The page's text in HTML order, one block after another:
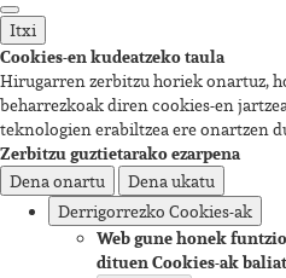
Itxi
Cookies-en kudeatzeko taula
Hirugarren zerbitzu horiek onartuz,
beharrezkoak diren cookies-en
teknologien erabiltzea ere onartzen
Zerbitzu guztietarako ezarpena
Dena onartu
Dena ukatu
Derrigorrezko Cookies-ak
Web gune honek
dituen Cookies-ak